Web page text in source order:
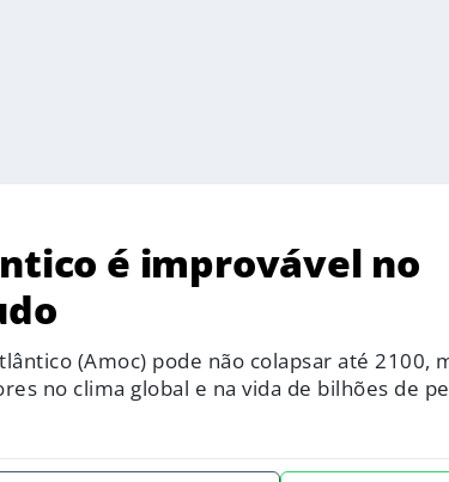
é improvável no
(Amoc) pode não colapsar até 2100,
no clima global e na vida de bilhões de